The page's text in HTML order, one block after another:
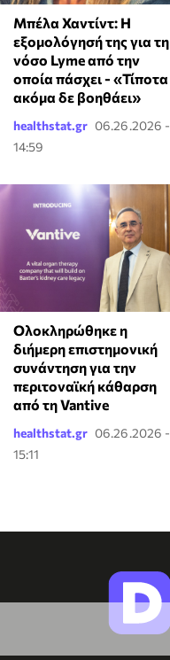
Μπέλα Χαντίντ: Η
εξομολόγησή της για τη
νόσο Lyme από την
οποία πάσχει - «Τίποτα
ακόμα δε βοηθάει»
healthstat.gr 06.26.2026 -
14:59
Ολοκληρώθηκε η
διήμερη επιστημονική
συνάντηση για την
περιτοναϊκή κάθαρση
από τη Vantive
healthstat.gr 06.26.2026 -
15:11